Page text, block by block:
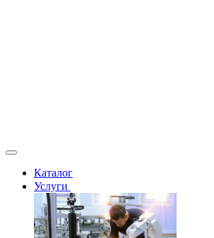
Каталог
Услуги